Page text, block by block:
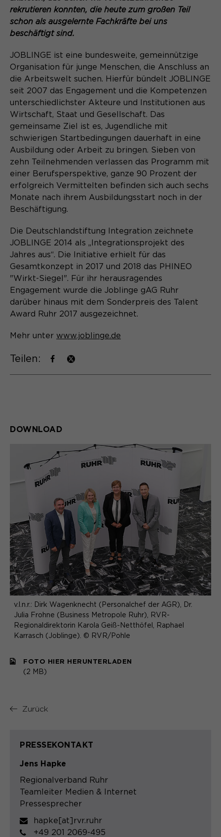
rekrutieren konnten, die heute zum großen Teil
schon als ausgelernte Fachkräfte bei uns
beschäftigt sind.
JOBLINGE ist eine bundesweite, gemeinnützige
Organisation für junge Menschen, die Anschluss an
die Arbeitswelt suchen. Hierfür bündelt JOBLINGE
seit 2007 das Engagement und die Kompetenzen
unterschiedlichster Akteure und Institutionen aus
Wirtschaft, Staat und Gesellschaft. Das
gemeinsame Ziel ist es, Jugendliche mit
schwierigen Startbedingungen dauerhaft in eine
Ausbildung oder Arbeit zu bringen. Sieben von
zehn Teilnehmenden verlassen das Programm mit
einer Berufsperspektive, ganze 90 Prozent der
erfolgreich Vermittelten befinden sich auch sechs
Monate nach ihrem Ausbildungsstart noch in der
Beschäftigung.
Die Deutschlandstiftung Integration zeichnete
JOBLINGE 2014 als „Integrationsprojekt des
Jahres aus“. Die Initiative erhielt für das
Gesamtkonzept in 2017 und 2018 das PHINEO
"Wirkt-Siegel". Für ihr herausragendes
Engagement wurde die Joblinge gAG Ruhr
darüber hinaus mit dem Sonderpreis des Talent
Award Ruhr 2017 ausgezeichnet.
Mehr unter www.joblinge.de
Teilen:
DOWNLOAD
v.l.n.r.: Dirk Wagenknecht (Personalchef der AGR), Dr.
Julia Frohne (Business Metropole Ruhr), RVR-
Regionaldirektorin Karola Geiß-Netthöfel, Raphael
Karrasch (Joblinge). © RVR/Pohle
FOTO HIER HERUNTERLADEN
(2 MB)
Zurück
PRESSEKONTAKT
Jens Hapke
Regionalverband Ruhr
Teamleiter Medien & Internet
Pressesprecher
hapke[at]rvr.ruhr
+49 201 2069-495